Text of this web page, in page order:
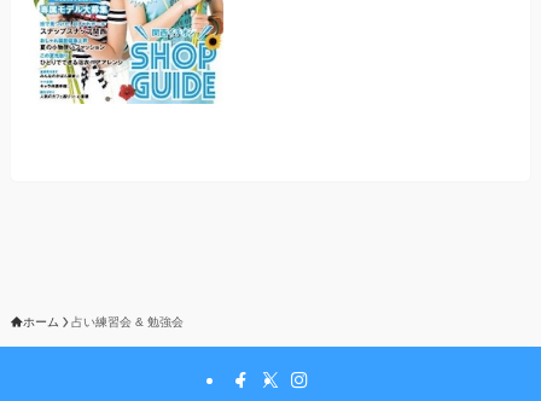
ホーム 占い練習会 & 勉強会